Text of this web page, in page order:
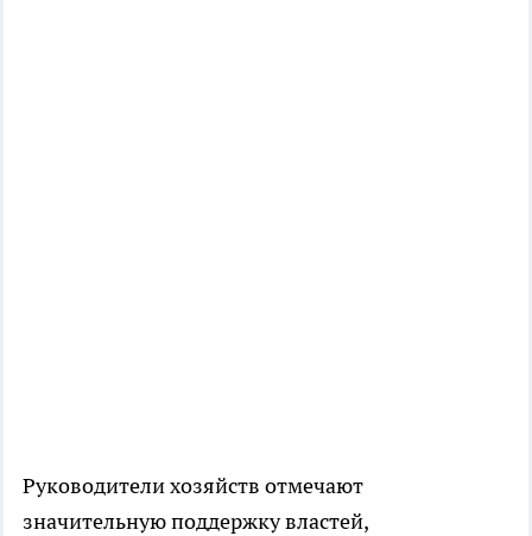
Руководители хозяйств отмечают
значительную поддержку властей,